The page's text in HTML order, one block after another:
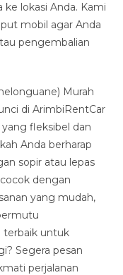
lokasi Anda. Kami
mobil agar Anda
pengembalian
Murah
di ArimbiRentCar
fleksibel dan
Anda berharap
sopir atau lepas
dengan
yang mudah,
terbaik untuk
Segera pesan
perjalanan